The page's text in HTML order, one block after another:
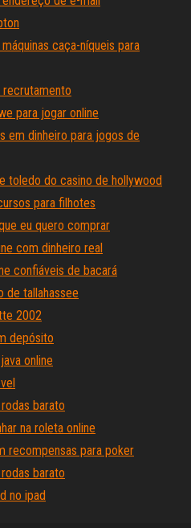
caça-níqueis para
recrutamento
para jogar online
em dinheiro para jogos de
toledo do casino de hollywood
para filhotes
eu quero comprar
com dinheiro real
confiáveis ​​de bacará
de tallahassee
2002
depósito
online
barato
na roleta online
recompensas para poker
barato
no ipad